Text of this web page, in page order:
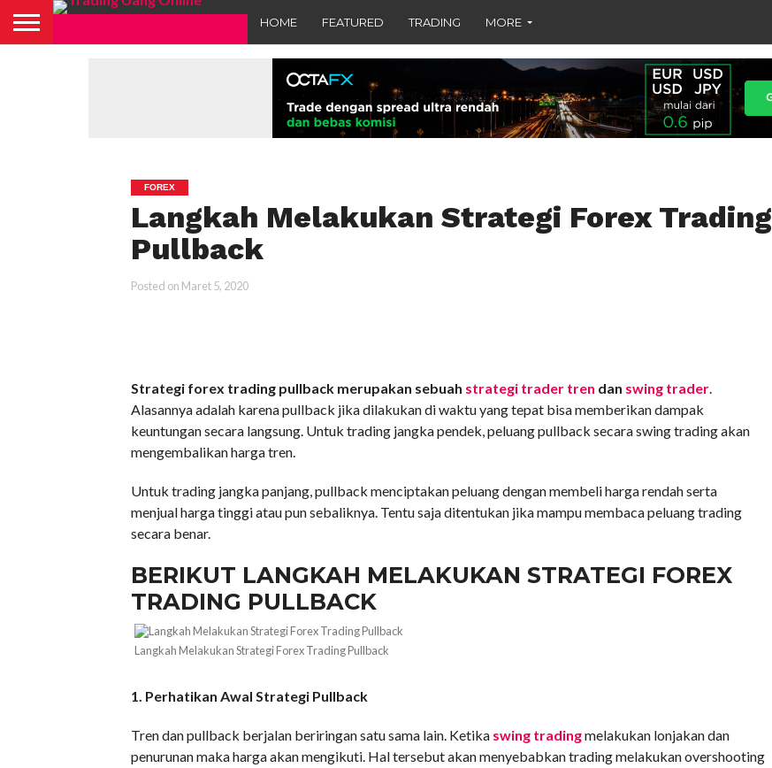
HOME FEATURED TRADING MORE
FOREX
Langkah Melakukan Strategi Forex Trading
Pullback
Posted on Maret 5, 2020
Strategi forex trading pullback merupakan sebuah strategi trader tren dan swing trader.
Alasannya adalah karena pullback jika dilakukan di waktu yang tepat bisa memberikan dampak
keuntungan secara langsung. Untuk trading jangka pendek, peluang pullback secara swing trading akan
mengembalikan harga tren.
Untuk trading jangka panjang, pullback menciptakan peluang dengan membeli harga rendah serta
menjual harga tinggi atau pun sebaliknya. Tentu saja ditentukan jika mampu membaca peluang trading
secara benar.
BERIKUT LANGKAH MELAKUKAN STRATEGI FOREX
TRADING PULLBACK
Langkah Melakukan Strategi Forex Trading Pullback
1. Perhatikan Awal Strategi Pullback
Tren dan pullback berjalan beriringan satu sama lain. Ketika swing tradingmelakukan lonjakan dan
penurunan maka harga akan mengikuti. Hal tersebut akan menyebabkan trading melakukan overshooting